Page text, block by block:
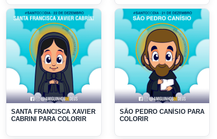
SANTA FRANCISCA XAVIER
CABRINI PARA COLORIR
SÃO PEDRO CANÍSIO PARA
COLORIR